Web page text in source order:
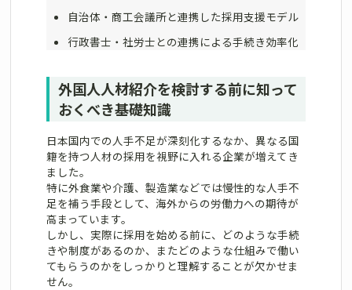
自治体・商工会議所と連携した採用支援モデル
行政書士・社労士との連携による手続き効率化
外国人人材紹介を検討する前に知って
おくべき基礎知識
日本国内での人手不足が深刻化するなか、異なる国
籍を持つ人材の採用を視野に入れる企業が増えてき
ました。
特に外食業や介護、製造業などでは慢性的な人手不
足を補う手段として、海外からの労働力への期待が
高まっています。
しかし、実際に採用を始める前に、どのような手続
きや制度があるのか、またどのような仕組みで働い
てもらうのかをしっかりと理解することが欠かせま
せん。